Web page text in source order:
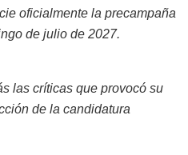
oficialmente la precampaña
de julio de 2027.
las críticas que provocó su
de la candidatura